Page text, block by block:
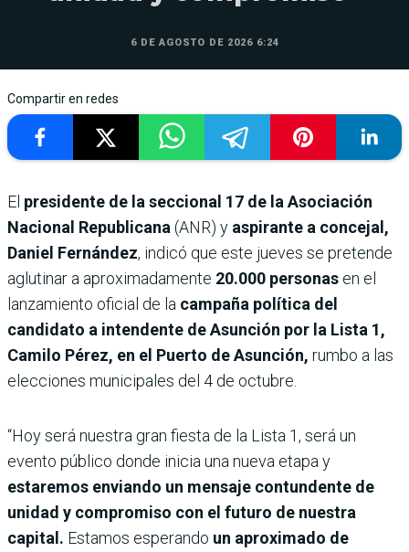
6 DE AGOSTO DE 2026 6:24
Compartir en redes
El presidente de la seccional 17 de la Asociación
Nacional Republicana (ANR) y aspirante a concejal,
Daniel Fernández, indicó que este jueves se pretende
aglutinar a aproximadamente 20.000 personas en el
lanzamiento oficial de la campaña política del
candidato a intendente de Asunción por la Lista 1,
Camilo Pérez, en el Puerto de Asunción, rumbo a las
elecciones municipales del 4 de octubre.
“Hoy será nuestra gran fiesta de la Lista 1, será un
evento público donde inicia una nueva etapa y
estaremos enviando un mensaje contundente de
unidad y compromiso con el futuro de nuestra
capital. Estamos esperando un aproximado de